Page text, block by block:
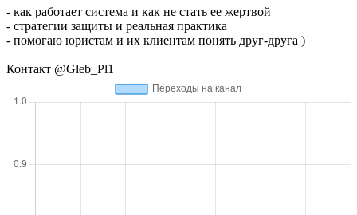
- как работает система и как не стать ее жертвой
- стратегии защиты и реальная практика
- помогаю юристам и их клиентам понять друг-друга )
Контакт @Gleb_Pl1